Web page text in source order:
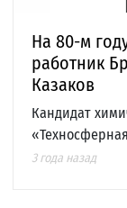
На 80-м
работник
Казаков
Кандидат
3 года назад